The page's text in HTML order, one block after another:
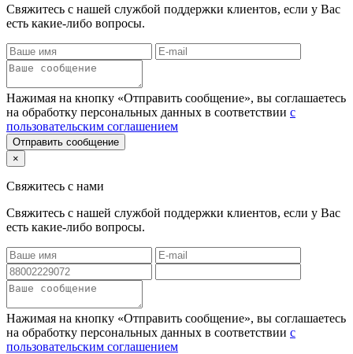
Свяжитесь с нашей службой поддержки клиентов, если у Вас
есть какие-либо вопросы.
Нажимая на кнопку «Отправить сообщение», вы соглашаетесь
на обработку персональных данных в соответствии с
пользовательским соглашением
Отправить сообщение
×
Свяжитесь с нами
Свяжитесь с нашей службой поддержки клиентов, если у Вас
есть какие-либо вопросы.
Нажимая на кнопку «Отправить сообщение», вы соглашаетесь
на обработку персональных данных в соответствии с
пользовательским соглашением